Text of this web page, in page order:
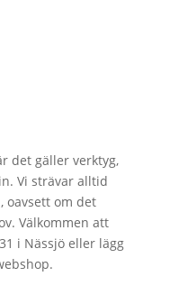
det gäller verktyg,
Vi strävar alltid
oavsett om det
Välkommen att
i Nässjö eller lägg